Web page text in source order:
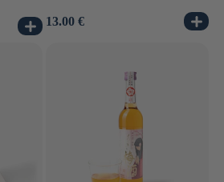
Normale
13.00 €